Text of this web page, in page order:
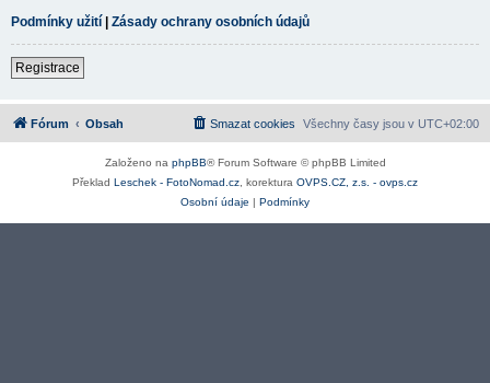
Podmínky užití | Zásady ochrany osobních údajů
Registrace
Fórum Obsah Všechny časy jsou v UTC+02:00
Smazat cookies
Založeno na phpBB® Forum Software © phpBB Limited
Překlad Leschek - FotoNomad.cz , korektura OVPS.CZ, z.s. - ovps.cz
Osobní údaje | Podmínky